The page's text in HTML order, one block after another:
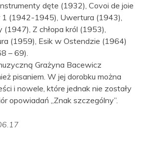
dęte (1932), Covoi de joie
1 (1942-1945), Uwertura (1943),
(1947), Z chłopa król (1953),
(1959), Esik w Ostendzie (1964)
– 69).
Grażyna Bacewicz
pisaniem. W jej dorobku można
i nowele, które jednak nie zostały
opowiadań „Znak szczególny”.